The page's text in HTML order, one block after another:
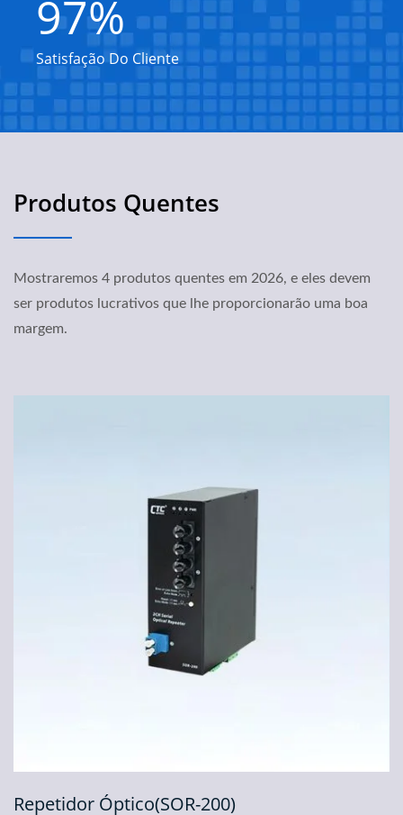
97%
Satisfação Do Cliente
Produtos Quentes
Mostraremos 4 produtos quentes em 2026, e eles devem
ser produtos lucrativos que lhe proporcionarão uma boa
margem.
Repetidor Óptico(SOR-200)